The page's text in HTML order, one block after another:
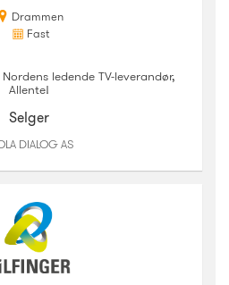
Drammen
Fast
ledende TV-leverandør,
Allente!
Selger
DIALOG AS